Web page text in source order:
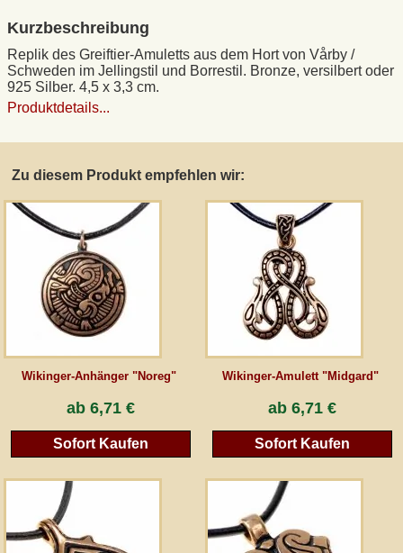
Kurzbeschreibung
Replik des Greiftier-Amuletts aus dem Hort von Vårby /
Schweden im Jellingstil und Borrestil. Bronze, versilbert oder
925 Silber. 4,5 x 3,3 cm.
Produktdetails...
Zu diesem Produkt empfehlen wir:
Wikinger-Anhänger "Noreg"
ab 6,71 €
Sofort Kaufen
Wikinger-Amulett "Midgard"
ab 6,71 €
Sofort Kaufen
Widerrufsrecht
Anfertigung von Museumsrepliken
Gästebuch
Newsletter
Vertrag wiederrufen
eventueller Zölle (bei Nicht-EU-Ländern). Durchgestrichene Preise entsprechen dem
bisherigen Preis bei peraperis.com.
Zur klassischen Website